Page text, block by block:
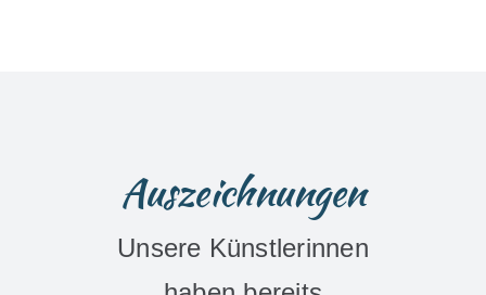
Auszeichnungen
Unsere Künstlerinnen